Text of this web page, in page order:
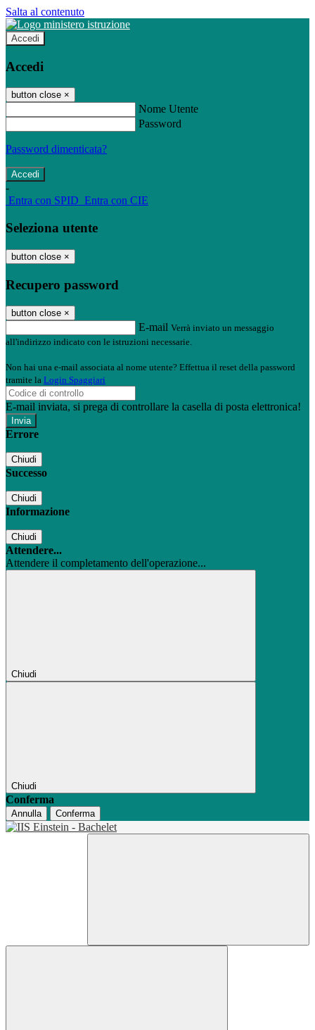
Salta al contenuto
Accedi
Accedi
button close ×
Nome Utente
Password
Password dimenticata?
-
Entra con SPID Entra con CIE
Seleziona utente
button close ×
Recupero password
button close ×
E-mail Verrà inviato un messaggio
all'indirizzo indicato con le istruzioni necessarie.
Non hai una e-mail associata al nome utente? Effettua il reset della password
tramite la Login Spaggiari
E-mail inviata, si prega di controllare la casella di posta elettronica!
Errore
Chiudi
Successo
Chiudi
Informazione
Chiudi
Attendere...
Attendere il completamento dell'operazione...
Chiudi
Chiudi
Conferma
Annulla Conferma